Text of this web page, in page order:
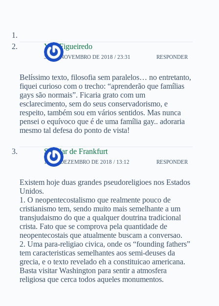
Yuri Figueiredo
30 DE NOVEMBRO DE 2018 / 23:31 RESPONDER
Belíssimo texto, filosofia sem paralelos… no entretanto,
fiquei curioso com o trecho: “aprenderão que famílias
gays são normais”. Ficaria grato com um
esclarecimento, sem do seus conservadorismo, e
respeito, também sou em vários sentidos. Mas nunca
pensei o equívoco que é de uma família gay.. adoraria
mesmo tal defesa do ponto de vista!
Scholar de Frankfurt
10 DE DEZEMBRO DE 2018 / 13:12 RESPONDER
Existem hoje duas grandes pseudoreligioes nos Estados
Unidos.
1. O neopentecostalismo que realmente pouco de
cristianismo tem, sendo muito mais semelhante a um
transjudaismo do que a qualquer doutrina tradicional
crista. Fato que se comprova pela quantidade de
neopentecostais que atualmente buscam a conversao.
2. Uma para-religiao civica, onde os “founding fathers”
tem caracteristicas semelhantes aos semi-deuses da
grecia, e o texto revelado eh a constituicao americana.
Basta visitar Washington para sentir a atmosfera
religiosa que cerca todos aqueles monumentos.